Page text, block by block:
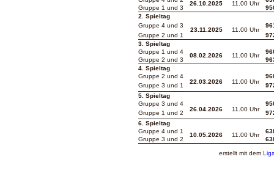
26.10.2025 11.00 Uhr
Gruppe 1 und 3
2. Spieltag
Gruppe 4 und 3
23.11.2025 11.00 Uhr
Gruppe 2 und 1
3. Spieltag
Gruppe 1 und 4
08.02.2026 11.00 Uhr
Gruppe 2 und 3
4. Spieltag
Gruppe 2 und 4
22.03.2026
11.00 Uhr
Gruppe 3 und 1
5. Spieltag
Gruppe 3 und 4
26.04.2026
11.00 Uhr
Gruppe 1 und 2
6. Spieltag
Gruppe 4 und 1
10.05.2026 11.00 Uhr
Gruppe 3 und 2
erstellt mit dem